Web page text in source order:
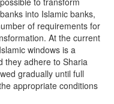
into Islamic banks,
of requirements for
At the current
windows is a
they adhere to Sharia
gradually until full
appropriate conditions